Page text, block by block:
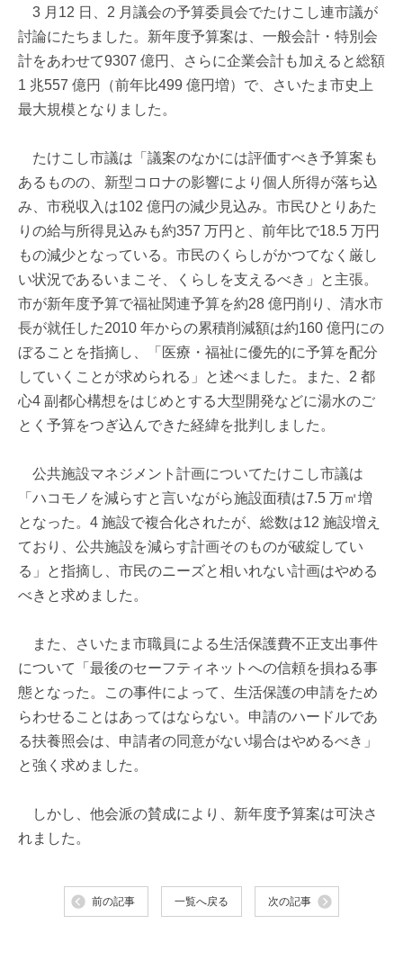
3 月12 日、2 月議会の予算委員会でたけこし連市議が
討論にたちました。新年度予算案は、一般会計・特別会
計をあわせて9307 億円、さらに企業会計も加えると総額
1 兆557 億円（前年比499 億円増）で、さいたま市史上
最大規模となりました。
たけこし市議は「議案のなかには評価すべき予算案も
あるものの、新型コロナの影響により個人所得が落ち込
み、市税収入は102 億円の減少見込み。市民ひとりあた
りの給与所得見込みも約357 万円と、前年比で18.5 万円
もの減少となっている。市民のくらしがかつてなく厳し
い状況であるいまこそ、くらしを支えるべき」と主張。
市が新年度予算で福祉関連予算を約28 億円削り、清水市
長が就任した2010 年からの累積削減額は約160 億円にの
ぼることを指摘し、「医療・福祉に優先的に予算を配分
していくことが求められる」と述べました。また、2 都
心4 副都心構想をはじめとする大型開発などに湯水のご
とく予算をつぎ込んできた経緯を批判しました。
公共施設マネジメント計画についてたけこし市議は
「ハコモノを減らすと言いながら施設面積は7.5 万㎡増
となった。4 施設で複合化されたが、総数は12 施設増え
ており、公共施設を減らす計画そのものが破綻してい
る」と指摘し、市民のニーズと相いれない計画はやめる
べきと求めました。
また、さいたま市職員による生活保護費不正支出事件
について「最後のセーフティネットへの信頼を損ねる事
態となった。この事件によって、生活保護の申請をため
らわせることはあってはならない。申請のハードルであ
る扶養照会は、申請者の同意がない場合はやめるべき」
と強く求めました。
しかし、他会派の賛成により、新年度予算案は可決さ
れました。
前の記事 一覧へ戻る 次の記事